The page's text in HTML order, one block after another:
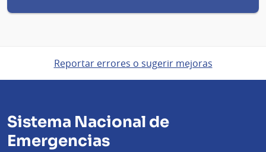
Reportar errores o sugerir mejoras
Sistema Nacional de
Emergencias